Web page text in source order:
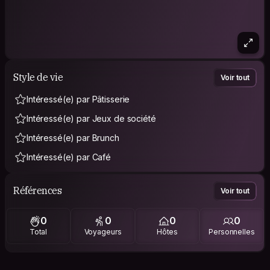
Style de vie Voir tout
Intéressé(e) par Pâtisserie
Intéressé(e) par Jeux de société
Intéressé(e) par Brunch
Intéressé(e) par Café
Références Voir tout
0
Total
0
Voyageurs
0
Hôtes
0
Personnelles